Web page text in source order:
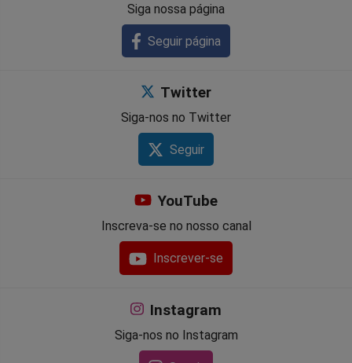
Siga nossa página
Seguir página
Twitter
Siga-nos no Twitter
Seguir
YouTube
Inscreva-se no nosso canal
Inscrever-se
Instagram
Siga-nos no Instagram